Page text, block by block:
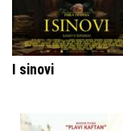
I sinovi